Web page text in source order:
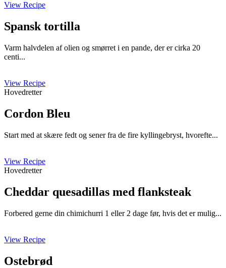
View Recipe
Spansk tortilla
Varm halvdelen af olien og smørret i en pande, der er cirka 20
centi...
View Recipe
Hovedretter
Cordon Bleu
Start med at skære fedt og sener fra de fire kyllingebryst, hvorefte...
View Recipe
Hovedretter
Cheddar quesadillas med flanksteak
Forbered gerne din chimichurri 1 eller 2 dage før, hvis det er mulig...
View Recipe
Ostebrød